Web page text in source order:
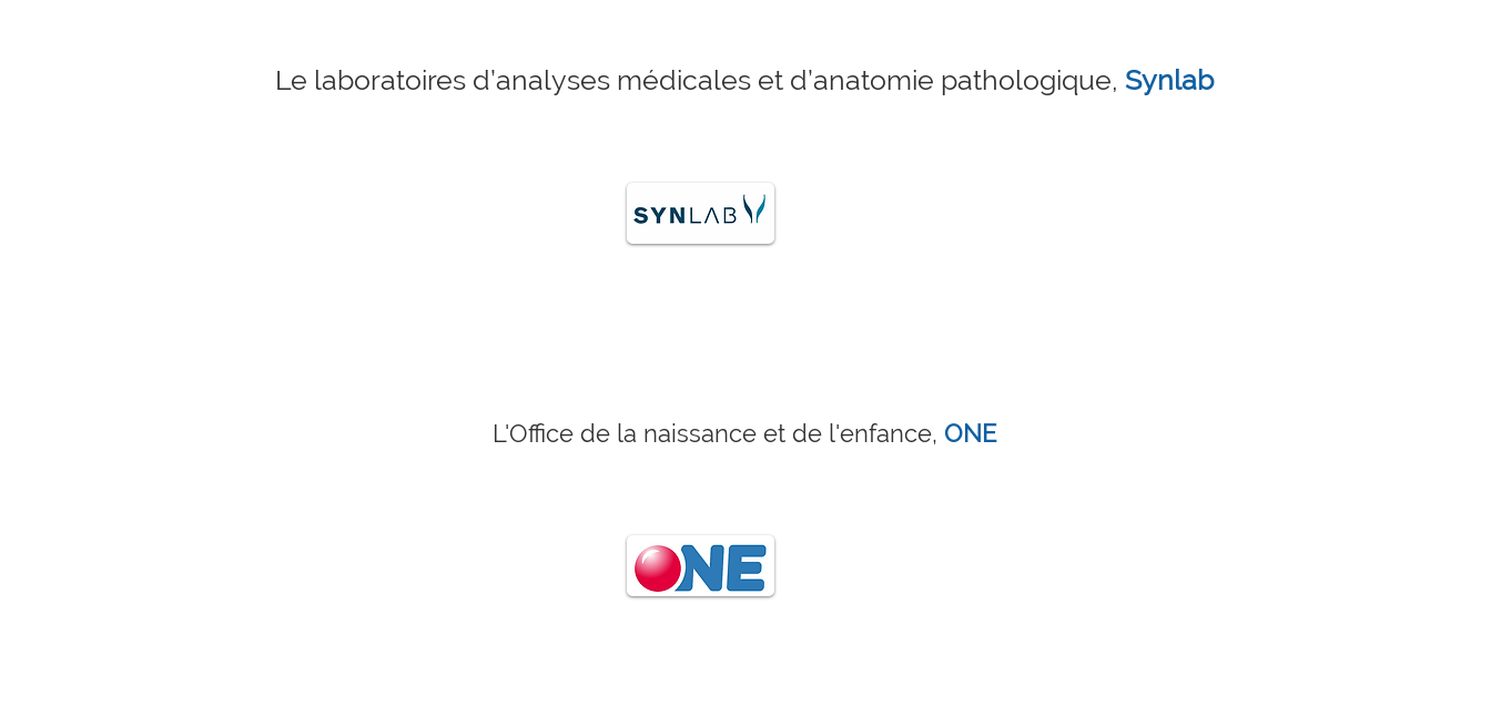
Le laboratoires d’analyses médicales et d’anatomie pathologique, Synlab
L'Office de la naissance et de l'enfance, ONE